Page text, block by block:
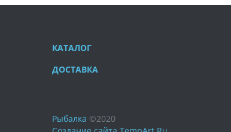
КАТАЛОГ
ДОСТАВКА
Рыбалка ©2020